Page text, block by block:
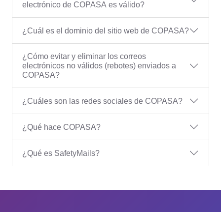
electrónico de COPASA es válido?
¿Cuál es el dominio del sitio web de COPASA?
¿Cómo evitar y eliminar los correos
electrónicos no válidos (rebotes) enviados a
COPASA?
¿Cuáles son las redes sociales de COPASA?
¿Qué hace COPASA?
¿Qué es SafetyMails?